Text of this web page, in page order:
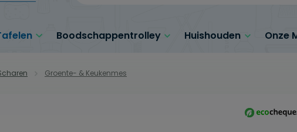
Boodschappentrolley Huishouden Onze
Groente- & Keukenmes